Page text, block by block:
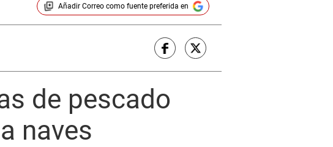
Añadir Correocomo fuente preferida en
de pescado
naves